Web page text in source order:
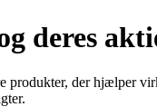
deres
der hjælper